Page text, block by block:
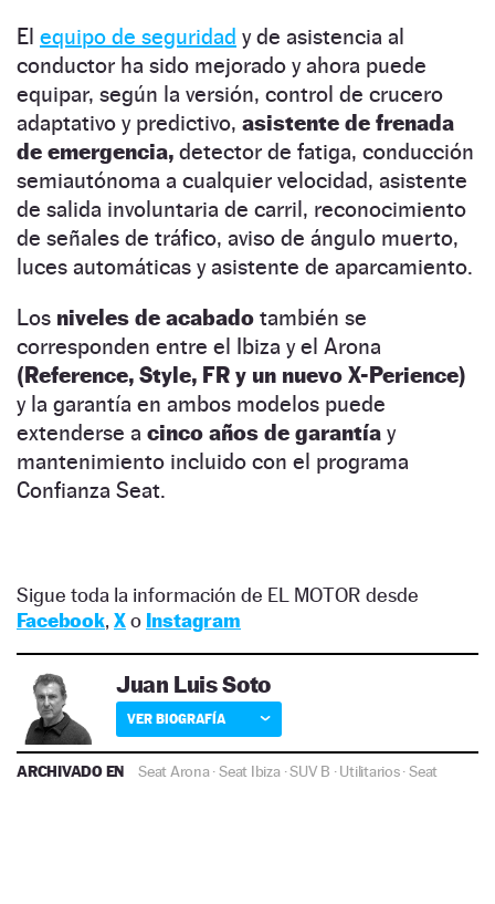
El equipo de seguridad y de asistencia al
conductor ha sido mejorado y ahora puede
equipar, según la versión, control de crucero
adaptativo y predictivo, asistente de frenada
de emergencia, detector de fatiga, conducción
semiautónoma a cualquier velocidad, asistente
de salida involuntaria de carril, reconocimiento
de señales de tráfico, aviso de ángulo muerto,
luces automáticas y asistente de aparcamiento.
Los niveles de acabado también se
corresponden entre el Ibiza y el Arona
(Reference, Style, FR y un nuevo X-Perience)
y la garantía en ambos modelos puede
extenderse a cinco años de garantía y
mantenimiento incluido con el programa
Confianza Seat.
Sigue toda la información de EL MOTOR desde
Facebook, Xo Instagram
Juan Luis Soto
VER BIOGRAFÍA
ARCHIVADO EN Seat Arona·Seat Ibiza·SUV B ·Utilitarios·Seat